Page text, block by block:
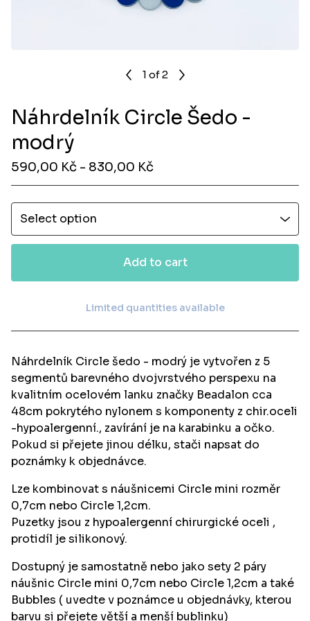
1 of 2
Náhrdelník Circle Šedo -
modrý
590,00 Kč - 830,00 Kč
Add to cart
View cart
Limited quantities available
Náhrdelník Circle šedo - modrý je vytvořen z 5
segmentů barevného dvojvrstvého perspexu na
kvalitním ocelovém lanku značky Beadalon cca
48cm pokrytého nylonem s komponenty z chir.oceli
-hypoalergenní., zavírání je na karabinku a očko.
Pokud si přejete jinou délku, stači napsat do
poznámky k objednávce.
Lze kombinovat s náušnicemi Circle mini rozměr
0,7cm nebo Circle 1,2cm.
Puzetky jsou z hypoalergenní chirurgické oceli ,
protidíl je silikonový.
Dostupný je samostatně nebo jako sety 2 páry
náušnic Circle mini 0,7cm nebo Circle 1,2cm a také
Bubbles ( uvedte v poznámce u objednávky, kterou
barvu si přejete větší a menší bublinku)